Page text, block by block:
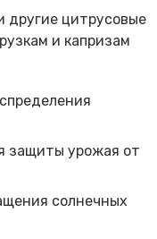
другие цитрусовые
и капризам
защиты урожая от
солнечных